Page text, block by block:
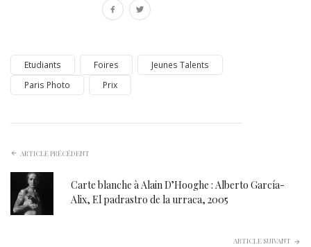
Etudiants Foires
Jeunes Talents
Paris Photo
Prix
ARTICLE PRÉCÉDENT
Carte blanche à Alain D’Hooghe : Alberto García-
Alix, El padrastro de la urraca, 2005
ARTICLE SUIVANT